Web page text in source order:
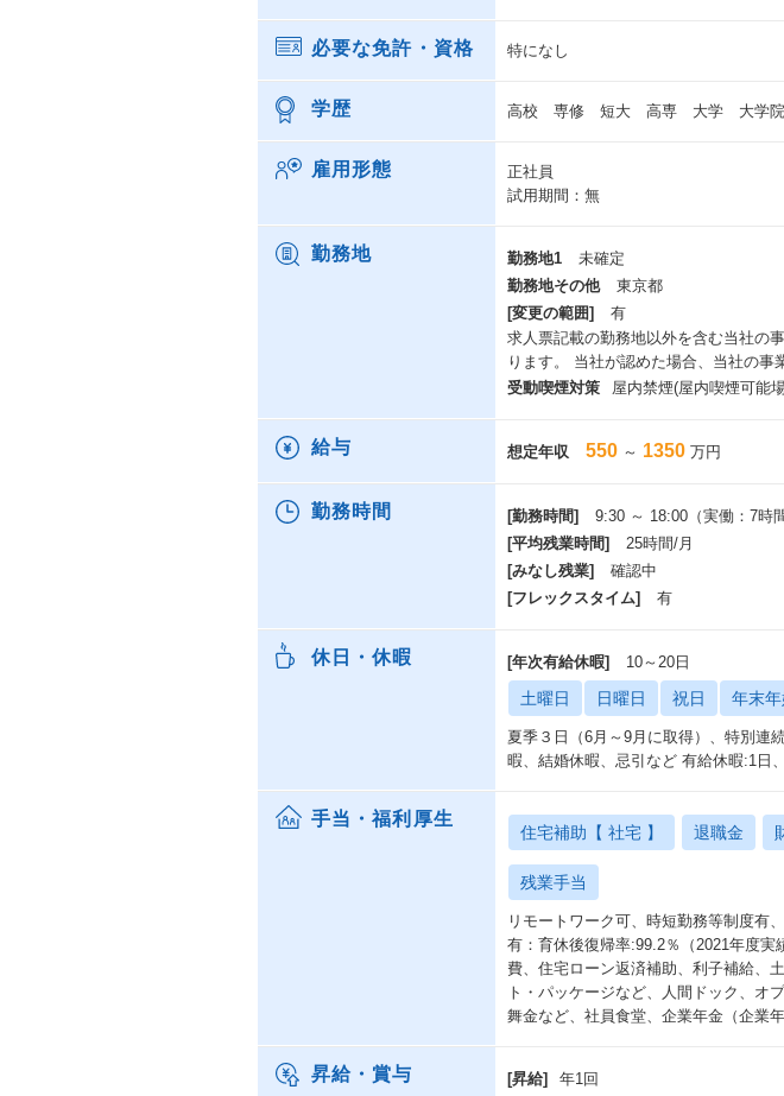
必要な免許・資格 特になし
学歴 高校 専修 短大 高専 大学 大学院
雇用形態
正社員
試用期間：無
勤務地 勤務地1
未確定
勤務地その他
東京都
[変更の範囲]
有
求人票記載の勤務地以外を含む当社の
ります。 当社が認めた場合、当社の事
受動喫煙対策
屋内禁煙(屋内喫煙可能
給与 想定年収 550 ～ 1350 万円
勤務時間 [勤務時間]
9:30 ～ 18:00（実働：7時
[平均残業時間]
25時間/月
[みなし残業]
確認中
[フレックスタイム]
有
休日・休暇 [年次有給休暇] 10～20日
土曜日 日曜日 祝日 年末
夏季３日（6月～9月に取得）、特別連
暇、結婚休暇、忌引など 有給休暇:1日
手当・福利厚生
住宅補助【 社宅 】 退職金
残業手当
リモートワーク可、時短勤務等制度有
有：育休後復帰率:99.2％（2021年度
費、住宅ローン返済補助、利子補給、
ト・パッケージなど、人間ドック、オ
舞金など、社員食堂、企業年金（企業
昇給・賞与 [昇給]
年1回